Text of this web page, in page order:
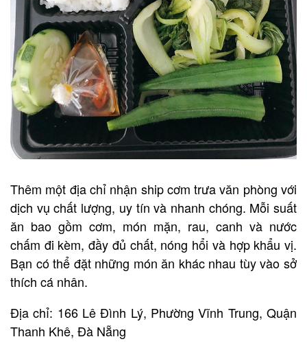
Thêm một địa chỉ nhận ship cơm trưa văn phòng với
dịch vụ chất lượng, uy tín và nhanh chóng. Mỗi suất
ăn bao gồm cơm, món mặn, rau, canh và nước
chấm đi kèm, đầy đủ chất, nóng hổi và hợp khẩu vị.
Bạn có thể đặt những món ăn khác nhau tùy vào sở
thích cá nhân.
Địa chỉ: 166 Lê Đình Lý, Phường Vĩnh Trung, Quận
Thanh Khê, Đà Nẵng